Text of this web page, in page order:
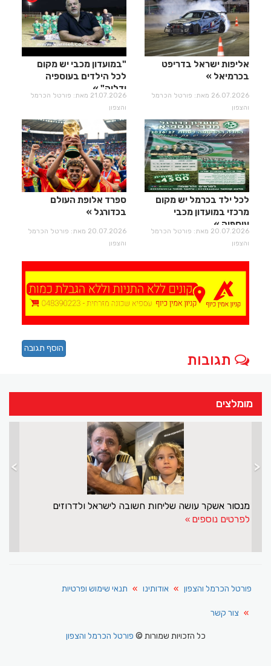
אליפות ישראל בדריפט
בכרמיאל
26.07.2026 מאת: פורטל הכרמל
והצפון
"במועדון מכבי יש מקום
לכל הילדים בעוספיה
ודליה"
21.07.2026 מאת: פורטל הכרמל
והצפון
לכל ילד בכרמל יש מקום
מרכזי במועדון מכבי
עוספיה
20.07.2026 מאת: פורטל הכרמל
והצפון
ספרד אלופת העולם
בכדורגל
20.07.2026 מאת: פורטל הכרמל
והצפון
תגובות
הוסף תגובה
מומלצים
מנסור אשקר עושה שליחות חשובה לישראל ולדרוזים
לפרטים נוספים
> <
פורטל הכרמל והצפון אודותינו תנאי שימוש ופרטיות
צור קשר
כל הזכויות שמורות ©פורטל הכרמל והצפון